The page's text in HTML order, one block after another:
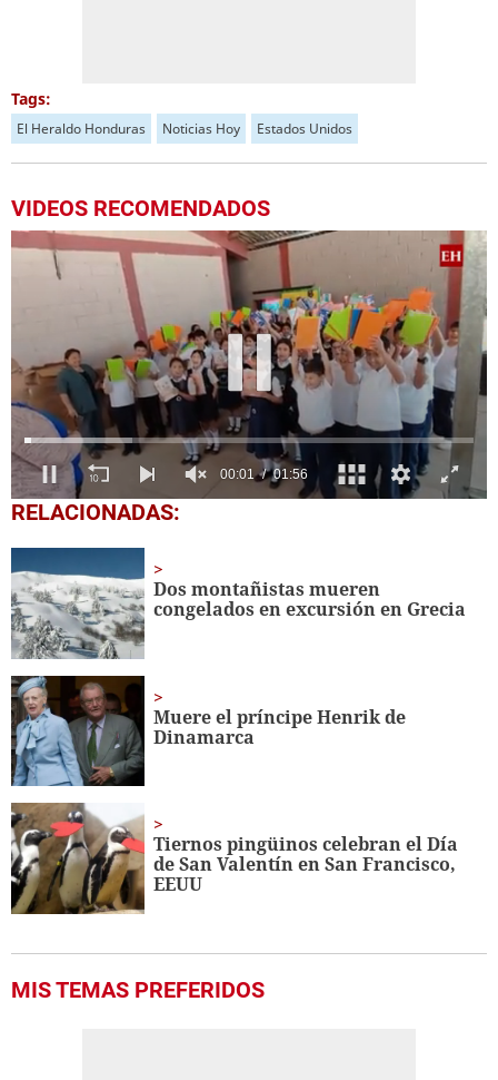
Tags:
El Heraldo Honduras Noticias Hoy Estados Unidos
VIDEOS RECOMENDADOS
0
seconds
minute,
56
seconds
RELACIONADAS:
Dos montañistas mueren
congelados en excursión en Grecia
Muere el príncipe Henrik de
Dinamarca
Tiernos pingüinos celebran el Día
de San Valentín en San Francisco,
EEUU
MIS TEMAS PREFERIDOS